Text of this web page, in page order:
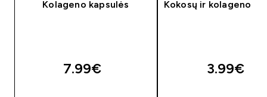
Kolageno kapsulės
7.99€‎
Kokosų ir kolageno
3.99€‎